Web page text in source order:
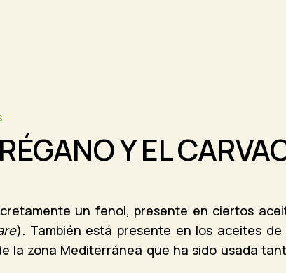
Y EL
un fenol, presente en ciertos
). También está presente en los aceites
la zona Mediterránea que ha sido usada